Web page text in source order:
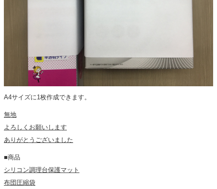
A4サイズに1枚作成できます。
無地
よろしくお願いします
ありがとうございました
■商品
シリコン調理台保護マット
布団圧縮袋